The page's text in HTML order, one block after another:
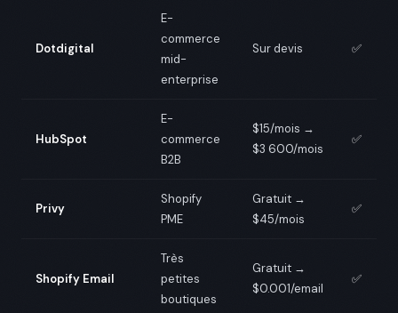
Dotdigital
E-
commerce
mid-
enterprise
Sur devis ✅
HubSpot
E-
commerce
B2B
$15/mois →
$3 600/mois
✅
Privy
Shopify
PME
Gratuit →
$45/mois
✅
Shopify Email
Très
petites
boutiques
Gratuit →
$0.001/email
✅